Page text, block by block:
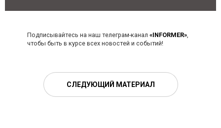
Подписывайтесь на наш телеграм-канал «INFORMER»,
чтобы быть в курсе всех новостей и событий!
СЛЕДУЮЩИЙ МАТЕРИАЛ